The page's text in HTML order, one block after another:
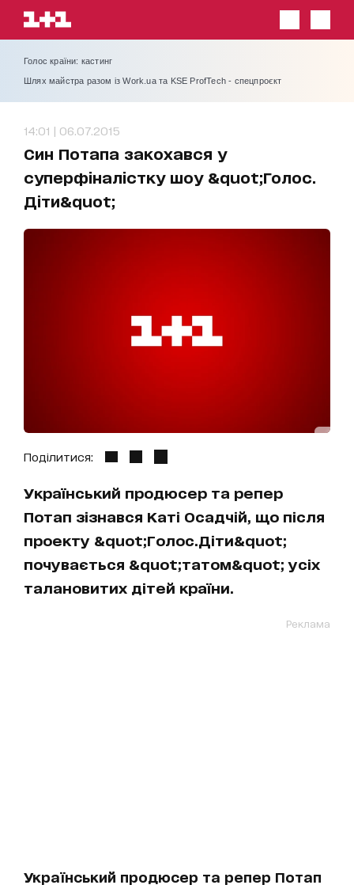
Голос країни: кастинг
Шлях майстра разом із Work.ua та KSE ProfTech - спецпроєкт
14:01 | 06.07.2015
Cин Потапа закохався у
суперфіналістку шоу &quot;Голос.
Діти&quot;
Поділитися:
Український продюсер та репер
Потап зізнався Каті Осадчій, що після
проекту &quot;Голос.Діти&quot;
почувається &quot;татом&quot; усіх
талановитих дітей країни.
Реклама
Український продюсер та репер Потап